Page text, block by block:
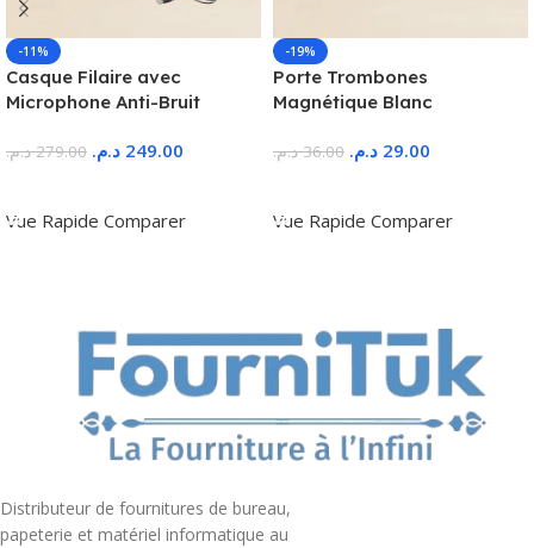
-11%
Casque Filaire avec
Microphone Anti-Bruit
279.00 د.م. 249.00 د.م.
Vue Rapide Comparer
-19%
Porte Trombones
Magnétique Blanc
36.00 د.م. 29.00 د.م.
Vue Rapide Comparer
Distributeur de fournitures de bureau,
papeterie et matériel informatique au